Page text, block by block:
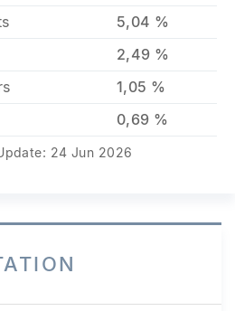
5,04 %
2,49 %
1,05 %
0,69 %
24 Jun 2026